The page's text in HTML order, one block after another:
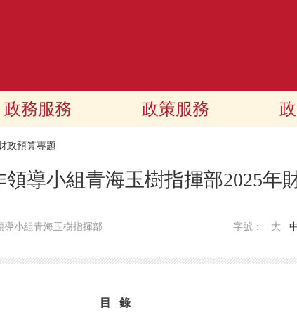
政務服務 政策服務
政預算專題
導小組青海玉樹指揮部2025年
導小組青海玉樹指揮部 字號： 大 中
目 錄